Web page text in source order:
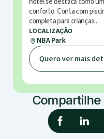
conforto. Conta com
completa para crianças..
LOCALIZAÇÃO
NBA Park
Quero ver mais